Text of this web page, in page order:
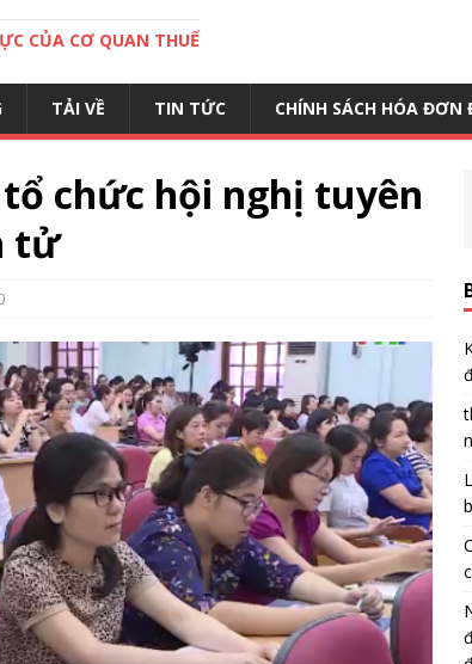
CỦA CƠ QUAN THUẾ
TẢI VỀ TIN TỨC CHÍNH SÁCH HÓA ĐƠN
tổ chức hội nghị tuyên
tử